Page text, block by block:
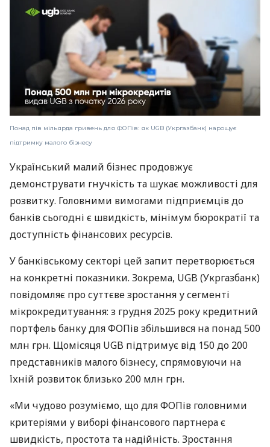
Понад пів мільярда гривень для ФОПів: як UGB (Укргазбанк) нарощує
підтримку малого бізнесу
Український малий бізнес продовжує
демонструвати гнучкість та шукає можливості для
розвитку. Головними вимогами підприємців до
банків сьогодні є швидкість, мінімум бюрократії та
доступність фінансових ресурсів.
У банківському секторі цей запит перетворюється
на конкретні показники. Зокрема, UGB (Укргазбанк)
повідомляє про суттєве зростання у сегменті
мікрокредитування: з грудня 2025 року кредитний
портфель банку для ФОПів збільшився на понад 500
млн грн. Щомісяця UGB підтримує від 150 до 200
представників малого бізнесу, спрямовуючи на
їхній розвиток близько 200 млн грн.
«Ми чудово розуміємо, що для ФОПів головними
критеріями у виборі фінансового партнера є
швидкість, простота та надійність. Зростання